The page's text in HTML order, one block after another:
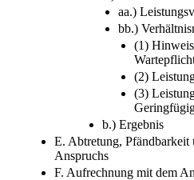
aa.)
bb.)
(1)
(2)
(3)
b.) Ergebnis
E. Abtretung, Pfändbarkeit
Anspruchs
F. Aufrechnung mit dem